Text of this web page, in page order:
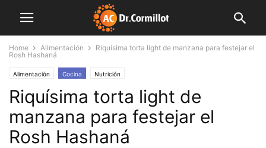
Home Alimentación
Riquísima torta light de manzana para festejar el
Rosh Hashaná
Alimentación Cocina Nutrición
Riquísima torta light de
manzana para festejar el
Rosh Hashaná